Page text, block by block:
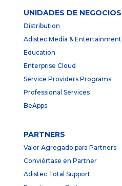
UNIDADES DE NEGOCIOS
Distribution
Adistec Media & Entertainment
Education
Enterprise Cloud
Service Providers Programs
Professional Services
BeApps
PARTNERS
Valor Agregado para Partners
Conviértase en Partner
Adistec Total Support